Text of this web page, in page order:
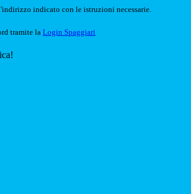
indicato con le istruzioni necessarie.
tramite la Login Spaggiari